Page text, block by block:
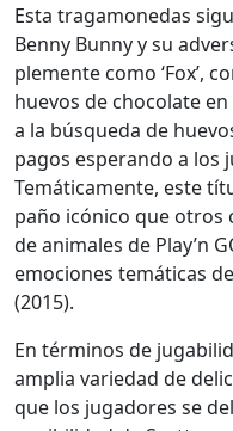
Esta trag­a­monedas
Ben­ny Bun­ny y su
ple­mente como ‘Fox’,
huevos de choco­late
a la búsque­da de
pagos esperan­do a los
Temáti­ca­mente, este
paño icóni­co que otros
de ani­males de Play’n
emo­ciones temáti­cas
(2015).
En tér­mi­nos de
amplia var­iedad de
que los jugadores se